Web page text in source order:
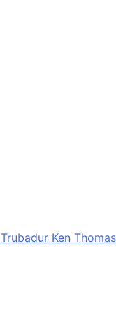
Trubadur Ken Thomas